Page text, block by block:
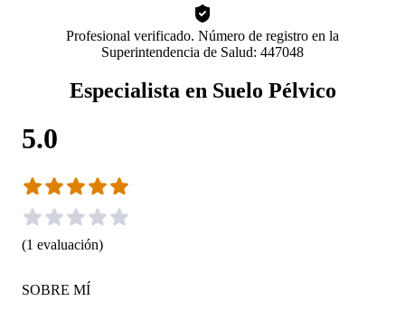
Profesional verificado. Número de registro en la
Superintendencia de Salud: 447048
Especialista en Suelo Pélvico
5.0
(1 evaluación)
SOBRE MÍ